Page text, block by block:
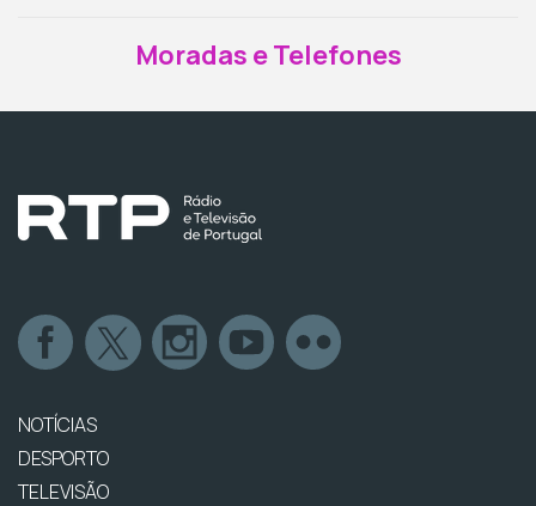
Moradas e Telefones
NOTÍCIAS
DESPORTO
TELEVISÃO